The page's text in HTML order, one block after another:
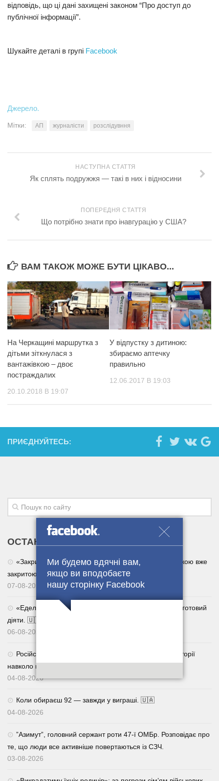
Ми будемо вдячні вам,
якщо ви вподобаєте
нашу сторінку Facebook
відповідь, що ці дані захищені законом “Про доступ до
публічної інформації”.
Шукайте деталі в групі Facebook
Джерело.
Мітки: АП журналісти розслідувння
НАСТУПНА СТАТТЯ
Як сплять подружжя — такі в них і відносини
ПОПЕРЕДНЯ СТАТТЯ
Що потрібно знати про інавгурацію у США?
ВАМ ТАКОЖ МОЖЕ БУТИ ЦІКАВО...
На Черкащині маршрутка з
дітьми зіткнулася з
вантажівкою – двоє
постраждалих
20.10.2018 В 19:07
У відпустку з дитиною:
збираємо аптечку
правильно
12.06.2017 В 19:03
ПРИЄДНУЙТЕСЬ:
ОСТАННІ НОВИНИ
«Закрита» нарада Міноборони рф виявилася не такою вже
закритою
07-08-2026
«Едельвейс» чекає. Контракт 18–24 — для тих, хто готовий
діяти. 🇺🇦
06-08-2026
Російська пропаганда продовжує вигадувати нові історії
навколо подій в Україні
04-08-2026
Коли обираєш 92 — завжди у виграші. 🇺🇦
04-08-2026
⁨”Азимут”, головний сержант роти 47-ї ОМБр. Розповідає про
те, що люди все активніше повертаються із СЗЧ.
03-08-2026